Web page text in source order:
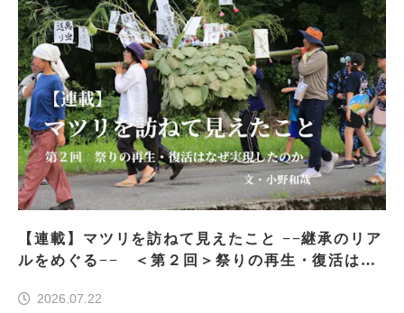
【連載】マツリを訪ねて見えたこと −−継承のリア
ルをめぐる−− ＜第２回＞祭りの再生・復活はな
2026.07.22